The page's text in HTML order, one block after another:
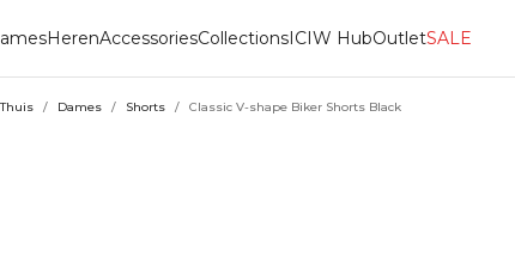
HerenAccessoriesCollectionsICIW HubOutletSALE
Thuis / Dames / Shorts / Classic V-shape Biker Shorts Black